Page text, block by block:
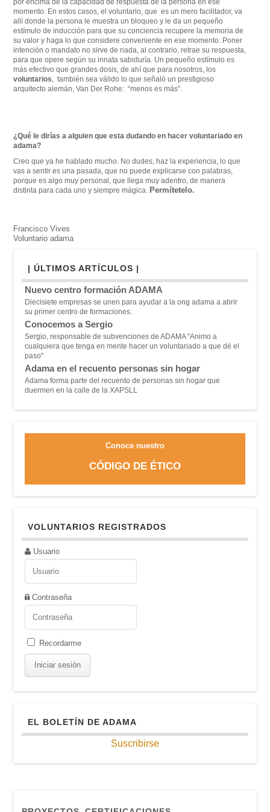
momento. En estos casos, el voluntario, que es un mero facilitador, va
allí donde la persona le muestra un bloqueo y le da un pequeño
estímulo de inducción para que su conciencia recupere la memoria de
su valor y haga lo que considere conveniente en ese momento. Poner
intención o mandato no sirve de nada, al contrario, retrae su respuesta,
para que opere según su innata sabiduría. Un pequeño estímulo es
más efectivo que grandes dosis, de ahí que para nosotros, los
voluntarios
, también sea válido lo que señaló un prestigioso
arquitecto alemán, Van Der Rohe: “menos es más”.
¿Qué le dirías a alguien que esta dudando en hacer voluntariado en
adama?
Creo que ya he hablado mucho. No dudes, haz la experiencia, lo que
vas a sentir es una pasada, que no puede explicarse con palabras,
porque es algo muy personal, que llega muy adentro, de manera
distinta para cada uno y siempre mágica. Permítetelo.
Francisco Vives
Voluntario adama
| ÚLTIMOS ARTÍCULOS |
Nuevo centro formación ADAMA
Diecisiete empresas se unen para ayudar a la ong adama a abrir
su primer centro de formaciones.
Conocemos a Sergio
Sergio, responsable de subvenciones de ADAMA "Animo a
cualquiera que tenga en mente hacer un voluntariado a que dé el
paso"
Adama en el recuento personas sin hogar
Adama forma parte del recuento de personas sin hogar que
duermen en la calle de la XAPSLL
Conoce nuestro
CÓDIGO DE ÉTICO
VOLUNTARIOS REGISTRADOS
Usuario
Contraseña
Recordarme
EL BOLETÍN DE ADAMA
Suscribirse